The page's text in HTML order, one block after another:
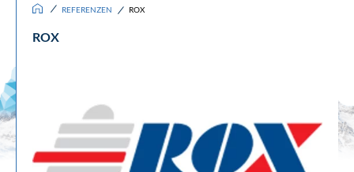
/ REFERENZEN / ROX
ROX